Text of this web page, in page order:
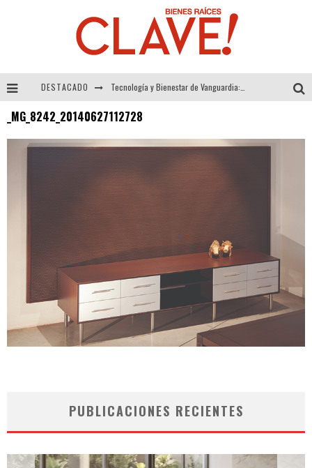
DESTACADO
Alexandra Bedoya – La Constancia detrás de La Paletería
_MG_8242_20140627112728
PUBLICACIONES RECIENTES